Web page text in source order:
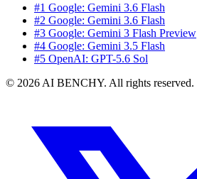
#1 Google: Gemini 3.6 Flash
#2 Google: Gemini 3.6 Flash
#3 Google: Gemini 3 Flash Preview
#4 Google: Gemini 3.5 Flash
#5 OpenAI: GPT-5.6 Sol
© 2026 AI BENCHY. All rights reserved.